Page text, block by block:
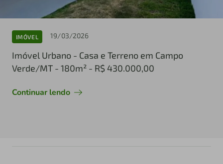
IMÓVEL 19/03/2026
Imóvel Urbano - Casa e Terreno em Campo
Verde/MT - 180m² - R$ 430.000,00
Continuar lendo